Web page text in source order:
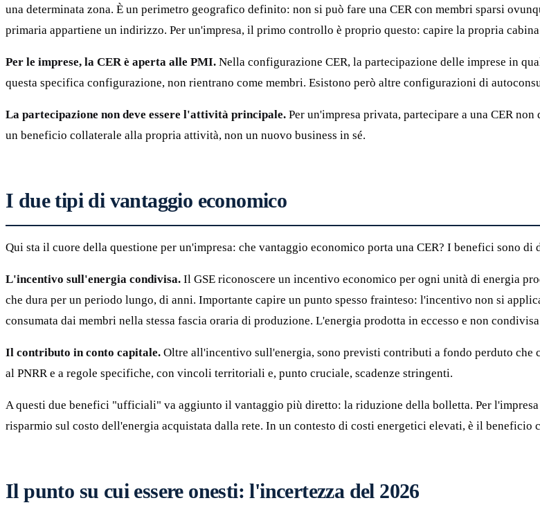
una determinata zona. È un perimetro geografico definito: non si può fare una CER con membri sparsi
primaria appartiene un indirizzo. Per un'impresa, il primo controllo è proprio questo: capire la propria
Per le imprese, la CER è aperta alle PMI. Nella configurazione CER, la partecipazione delle imprese in
questa specifica configurazione, non rientrano come membri. Esistono però altre configurazioni di
La partecipazione non deve essere l'attività principale. Per un'impresa privata, partecipare a una CER
un beneficio collaterale alla propria attività, non un nuovo business in sé.
I due tipi di vantaggio economico
Qui sta il cuore della questione per un'impresa: che vantaggio economico porta una CER? I benefici sono
L'incentivo sull'energia condivisa. Il GSE riconoscere un incentivo economico per ogni unità di energia
che dura per un periodo lungo, di anni. Importante capire un punto spesso frainteso: l'incentivo non si
consumata dai membri nella stessa fascia oraria di produzione. L'energia prodotta in eccesso e non
Il contributo in conto capitale. Oltre all'incentivo sull'energia, sono previsti contributi a fondo perduto che
al PNRR e a regole specifiche, con vincoli territoriali e, punto cruciale, scadenze stringenti.
A questi due benefici "ufficiali" va aggiunto il vantaggio più diretto: la riduzione della bolletta. Per l'impresa
risparmio sul costo dell'energia acquistata dalla rete. In un contesto di costi energetici elevati, è il beneficio
Il punto su cui essere onesti: l'incertezza del 2026